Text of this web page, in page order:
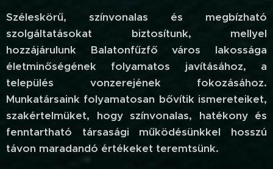
Széleskörű, színvonalas és megbízható
szolgáltatásokat biztosítunk, mellyel
hozzájárulunk Balatonfűzfő város lakossága
életminőségének folyamatos javításához, a
település vonzerejének fokozásához.
Munkatársaink folyamatosan bővítik ismereteiket,
szakértelmüket, hogy színvonalas, hatékony és
fenntartható társasági működésünkkel hosszú
távon maradandó értékeket teremtsünk.